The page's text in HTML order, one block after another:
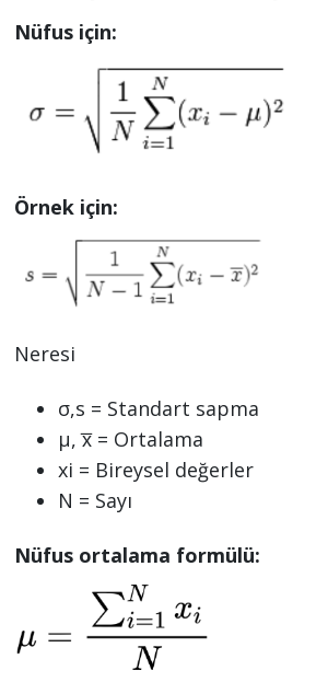
Nüfus için:
Örnek için:
Neresi
σ,s = Standart sapma
µ, x̅ = Ortalama
xi = Bireysel değerler
N = Sayı
Nüfus ortalama formülü: